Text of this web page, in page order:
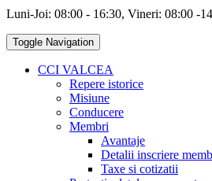
Luni-Joi: 08:00 - 16:30, Vineri: 08:00 -
Toggle Navigation
CCI VALCEA
Repere istorice
Misiune
Conducere
Membri
Avantaje
Detalii inscriere
Taxe si cotizatii